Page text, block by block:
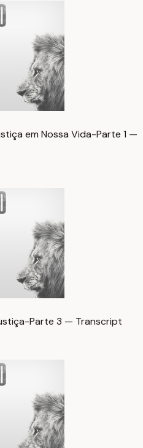
em Nossa Vida-Parte 1 —
Parte 3 — Transcript